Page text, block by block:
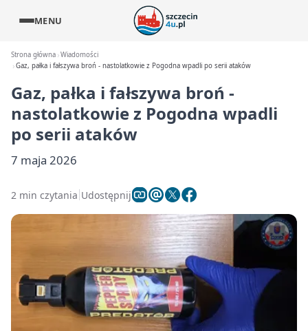
MENU
Strona główna Wiadomości
Gaz, pałka i fałszywa broń - nastolatkowie z Pogodna wpadli po serii ataków
Gaz, pałka i fałszywa broń -
nastolatkowie z Pogodna wpadli
po serii ataków
7 maja 2026
2 min czytania Udostępnij